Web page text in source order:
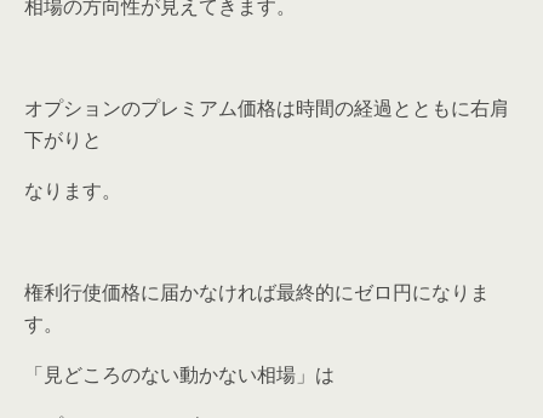
相場の方向性が見えてきます。
オプションのプレミアム価格は時間の経過とともに右肩
下がりと
なります。
権利行使価格に届かなければ最終的にゼロ円になりま
す。
「見どころのない動かない相場」は